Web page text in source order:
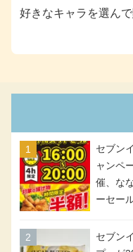
好きなキャラを選ん
セブン
ャンペ
催、な
ーセー
アメリ
セブン